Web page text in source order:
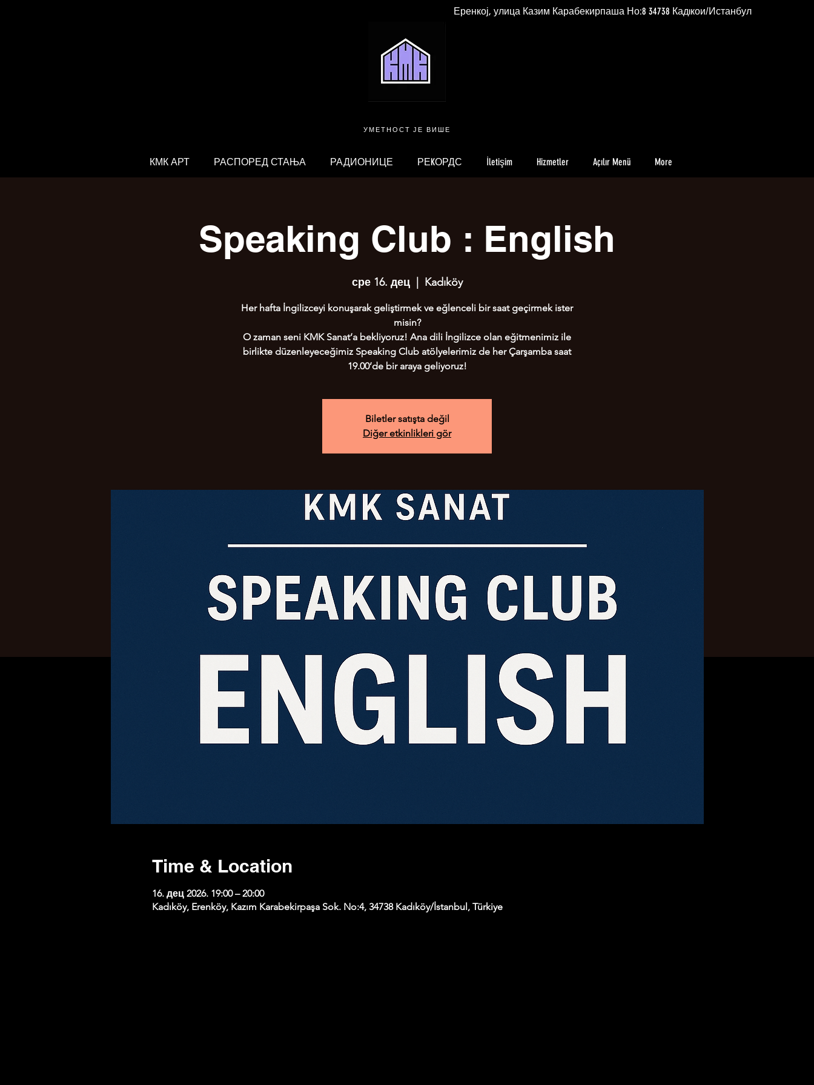
Еренкој, улица Казим Карабекирпаша Но:8 34738 Кадıкои/Истанбул
УМЕТНОСТ ЈЕ ВИШЕ
КМК АРТ РАСПОРЕД СТАЊА РАДИОНИЦЕ РЕKОРДС İletişim Hizmetler Açılır Menü More
Speaking Club : English
сре 16. дец
  |
Kadıköy
Her hafta İngilizceyi konuşarak geliştirmek ve eğlenceli bir saat geçirmek ister
misin?
O zaman seni KMK Sanat’a bekliyoruz! Ana dili İngilizce olan eğitmenimiz ile
birlikte düzenleyeceğimiz Speaking Club atölyelerimiz de her Çarşamba saat
19.00’de bir araya geliyoruz!
Biletler satışta değil
Diğer etkinlikleri gör
Time & Location
16. дец 2026. 19:00 – 20:00
Kadıköy, Erenköy, Kazım Karabekirpaşa Sok. No:4, 34738 Kadıköy/İstanbul, Türkiye